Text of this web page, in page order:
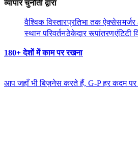
व्यापार चुनौती द्वारा​​
वैश्विक विस्तार​​प्रतिभा तक ऐक्सेस​​
स्थान परिवर्तन​​ठेकेदार रूपांतरण​​एंटिटी
180+ देशों में काम पर रखना​​
आप जहाँ भी बिज़नेस करते हैं, G-P हर कदम